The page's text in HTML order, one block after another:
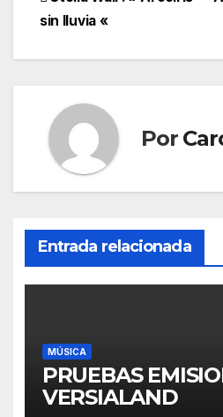
sin lluvia «
Por
Entrada relacionada
MÚSICA
PRUEBAS
VERSIALAND